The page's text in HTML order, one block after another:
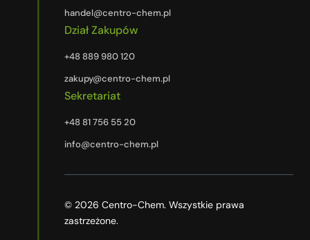
handel@centro-chem.pl
Dział Zakupów
+48 889 980 120
zakupy@centro-chem.pl
Sekretariat
+48 81 756 55 20
info@centro-chem.pl
© 2026 Centro-Chem. Wszystkie prawa
zastrzeżone.